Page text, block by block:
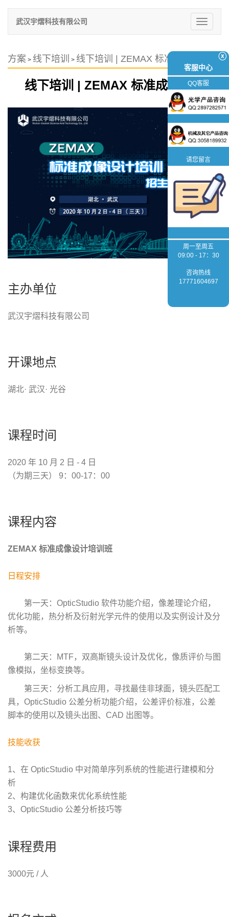
切
换
武汉宇熠科技有限公司
方案 > 线下培训 > 线下培训 | ZEMAX 标准成像设计
线下培训 | ZEMAX 标准成像设计
主办单位
武汉宇熠科技有限公司
开课地点
湖北· 武汉· 光谷
课程时间
2020 年 10 月 2 日 - 4 日
（为期三天） 9：00-17：00
课程内容
ZEMAX 标准成像设计培训班
日程安排
第一天：OpticStudio 软件功能介绍，像差理论介绍，
优化功能，热分析及衍射光学元件的使用以及实例设计及分
析等。
第二天：MTF，双高斯镜头设计及优化，像质评价与图
像模拟，坐标变换等。
第三天：分析工具应用，寻找最佳非球面，镜头匹配工
具，OpticStudio 公差分析功能介绍，公差评价标准，公差
脚本的使用以及镜头出图、CAD 出图等。
技能收获
1、在 OpticStudio 中对简单序列系统的性能进行建模和分
析
2、构建优化函数来优化系统性能
3、OpticStudio 公差分析技巧等
课程费用
3000元 / 人
ⓧ
客服中心
QQ客服
请您留言
周一至周五
09:00 - 17：30
咨询热线
17771604697